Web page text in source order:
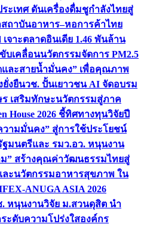
ะเทศ ดันเครื่องดื่มชูกำลังไทยสู่
สถาบันอาหาร–หอการค้าไทย
จาะตลาดอินเดีย 1.46 พันล้าน
บเคลื่อนนวัตกรรมจัดการ PM2.5
ละสายน้ำมั่นคง” เพื่อคุณภาพ
ยั่งยืนวช. ปั้นเยาวชน AI จัดอบรม
เสริมทักษะนวัตกรรมสู่ภาค
House 2026 ชี้ทิศทางทุนวิจัยปี
วามมั่นคง” สู่การใช้ประโยชน์
ฐมนตรีและ รมว.อว. หนุนงาน
” สร้างคุณค่าวัฒนธรรมไทยสู่
ะนวัตกรรมอาหารสุขภาพ ใน
ANUGA ASIA 2026
. หนุนงานวิจัย ม.สวนดุสิต นำ
ะดับความโปร่งใสองค์กร